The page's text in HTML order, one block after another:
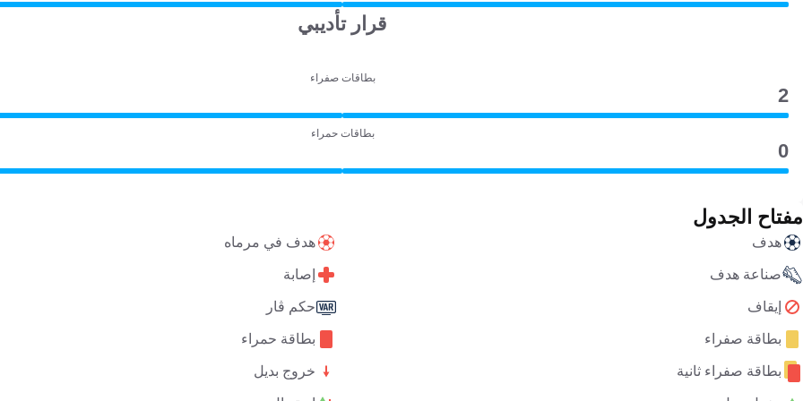
قرار تأديبي
بطاقات صفراء
2
بطاقات حمراء
0
مفتاح الجدول
هدف هدف في مرماه
صناعة هدف إصابة
إيقاف حكم ڤار
بطاقة صفراء بطاقة حمراء
بطاقة صفراء ثانية خروج بديل